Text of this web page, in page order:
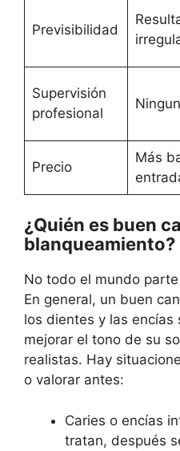
Previsibilidad
Supervisión
profesional
Precio
Más
¿Quién es buen
blanqueamiento?
No todo el mundo
En general, un buen
los dientes y las encías
mejorar el tono de su
realistas. Hay
o valorar antes:
Caries o encías
tratan, después